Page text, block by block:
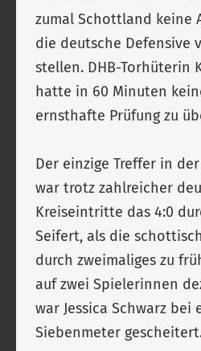
zumal Schottland keine
die deutsche Defensive
stellen. DHB-Torhüterin
hatte in 60 Minuten
ernsthafte Prüfung zu
Der einzige Treffer in
war trotz zahlreicher
Kreiseintritte das 4:0
Seifert, als die
durch zweimaliges zu
auf zwei Spielerinnen
war Jessica Schwarz bei
Siebenmeter